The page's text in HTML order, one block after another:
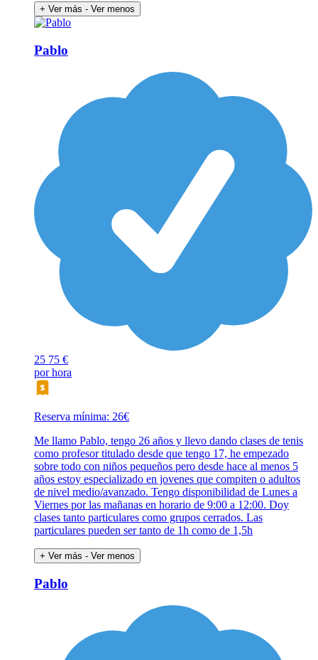
+ Ver más - Ver menos
Pablo
25 75 €
por hora
Reserva mínima: 26€
Me llamo Pablo, tengo 26 años y llevo dando clases de tenis
como profesor titulado desde que tengo 17, he empezado
sobre todo con niños pequeños pero desde hace al menos 5
años estoy especializado en jovenes que compiten o adultos
de nivel medio/avanzado. Tengo disponibilidad de Lunes a
Viernes por las mañanas en horario de 9:00 a 12:00. Doy
clases tanto particulares como grupos cerrados. Las
particulares pueden ser tanto de 1h como de 1,5h
+ Ver más - Ver menos
Pablo